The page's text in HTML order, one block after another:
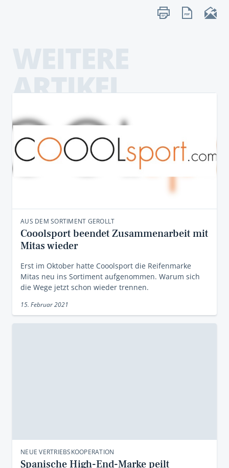
ARTIKEL
AUS DEM SORTIMENT GEROLLT
Cooolsport beendet Zusammenarbeit mit
Mitas wieder
Erst im Oktober hatte Cooolsport die Reifenmarke
Mitas neu ins Sortiment aufgenommen. Warum sich
die Wege jetzt schon wieder trennen.
15. Februar 2021
NEUE VERTRIEBSKOOPERATION
Spanische High-End-Marke peilt